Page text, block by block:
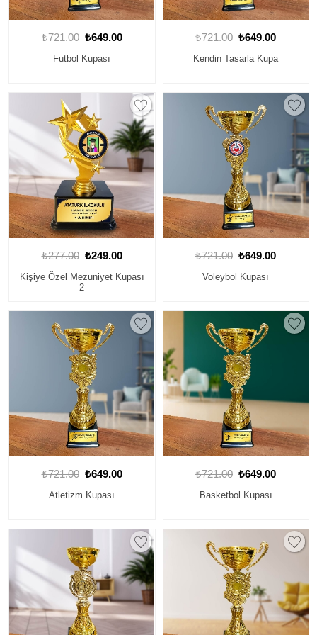
₺721.00 ₺649.00
Futbol Kupası
₺721.00 ₺649.00
Kendin Tasarla Kupa
₺277.00 ₺249.00
Kişiye Özel Mezuniyet Kupası
2
₺721.00 ₺649.00
Voleybol Kupası
₺721.00 ₺649.00
Atletizm Kupası
₺721.00 ₺649.00
Basketbol Kupası